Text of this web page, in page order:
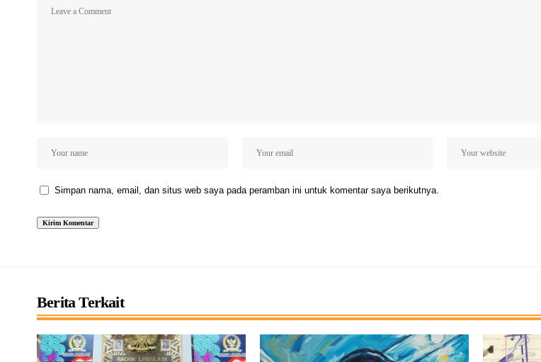
Simpan nama, email, dan situs web saya pada peramban ini untuk komentar saya berikutnya.
Berita Terkait